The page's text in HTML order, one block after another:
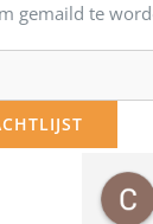
gemaild te